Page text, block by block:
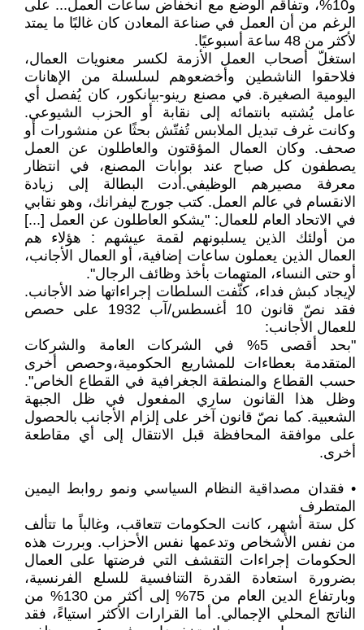
و10%، وتفاقم الوضع مع انخفاض ساعات العمل... على
الرغم من أن العمل في صناعة المعادن كان غالبًا ما يمتد
لأكثر من 48 ساعة أسبوعيًا.
استغلّ أصحاب العمل الأزمة لكسر معنويات العمال،
فلاحقوا الناشطين وأخضعوهم لسلسلة من الإهانات
اليومية الصغيرة. في مصنع رينو-بيانكور، كان يُفصل أي
عامل يُشتبه بانتمائه إلى نقابة أو الحزب الشيوعي.
وكانت غرف تبديل الملابس تُفتّش بحثًا عن منشورات أو
صحف. وكان العمال المؤقتون والعاطلون عن العمل
يصطفون كل صباح عند بوابات المصنع، في انتظار
معرفة مصيرهم الوظيفي.أدت البطالة إلى زيادة
الانقسام في عالم العمل. كتب جورج ليفرانك، وهو نقابي
في الاتحاد العام للعمال: "يشكو العاطلون عن العمل [...]
من أولئك الذين يسلبونهم لقمة عيشهم : هؤلاء هم
العمال الذين يعملون ساعات إضافية، أو العمال الأجانب،
أو حتى النساء، المتهمات بأخذ وظائف الرجال".
لإيجاد كبش فداء، كثّفت السلطات إجراءاتها ضد الأجانب.
فقد نصّ قانون 10 أغسطس/آب 1932 على حصص
للعمال الأجانب:
"بحد أقصى 5% في الشركات العامة والشركات
المتقدمة بعطاءات للمشاريع الحكومية،وحصص أخرى
حسب القطاع والمنطقة الجغرافية في القطاع الخاص".
وظل هذا القانون ساري المفعول في ظل الجبهة
الشعبية. كما نصّ قانون آخر على إلزام الأجانب بالحصول
على موافقة المحافظة قبل الانتقال إلى أي مقاطعة
أخرى.
• فقدان مصداقية النظام السياسي ونمو روابط اليمين
المتطرف
كل ستة أشهر، كانت الحكومات تتعاقب، وغالباً ما تتألف
من نفس الأشخاص وتدعمها نفس الأحزاب. وبررت هذه
الحكومات إجراءات التقشف التي فرضتها على العمال
بضرورة استعادة القدرة التنافسية للسلع الفرنسية،
وبارتفاع الدين العام من 75% إلى أكثر من 130% من
الناتج المحلي الإجمالي. أما القرارات الأكثر استياءً، فقد